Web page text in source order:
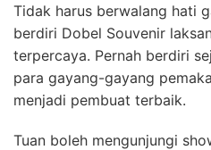
Tidak harus berwalang hati
berdiri Dobel Souvenir
terpercaya. Pernah berdiri
para gayang-gayang
menjadi pembuat terbaik.
Tuan boleh mengunjungi